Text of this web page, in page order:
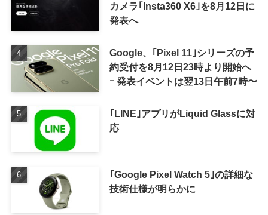
カメラ｢Insta360 X6｣を8月12日に
発表へ
Google、｢Pixel 11｣シリーズの予
約受付を8月12日23時より開始へ
ｰ 発表イベントは翌13日午前7時〜
｢LINE｣アプリがLiquid Glassに対
応
｢Google Pixel Watch 5｣の詳細な
技術仕様が明らかに